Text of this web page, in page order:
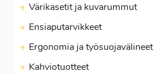
Värikasetit ja kuvarummut
Ensiaputarvikkeet
Ergonomia ja työsuojavälineet
Kahviotuotteet